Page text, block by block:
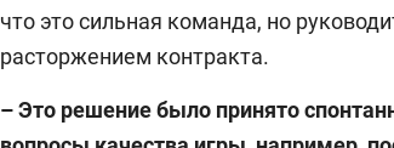
что это сильная команда, но
расторжением контракта.
– Это решение было принято